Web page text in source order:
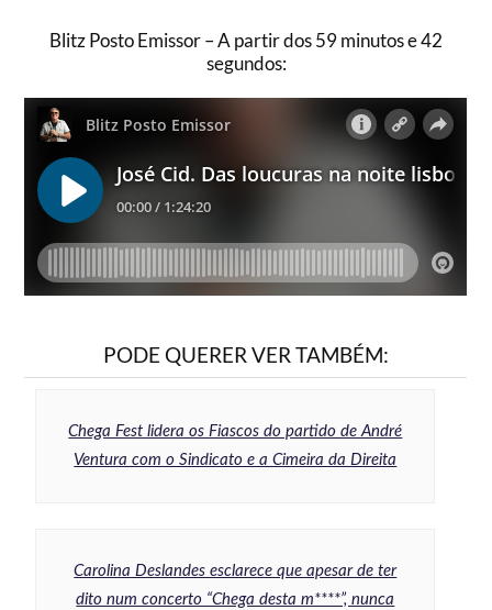
Blitz Posto Emissor – A partir dos 59 minutos e 42
segundos:
PODE QUERER VER TAMBÉM:
Chega Fest lidera os Fiascos do partido de André
Ventura com o Sindicato e a Cimeira da Direita
Carolina Deslandes esclarece que apesar de ter
dito num concerto “Chega desta m****”, nunca